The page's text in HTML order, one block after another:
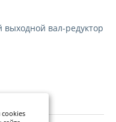
выходной вал-редуктор